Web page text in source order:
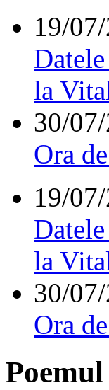
19/
la
30/
Ora
19/
la
30/
Ora